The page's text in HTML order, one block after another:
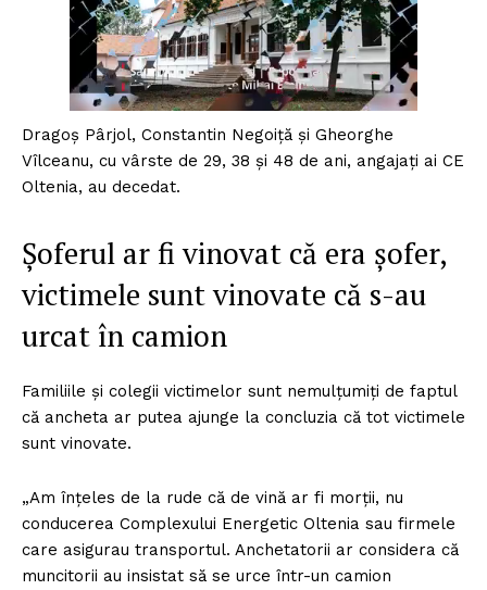
Dragoș Pârjol, Constantin Negoiță și Gheorghe
Vîlceanu, cu vârste de 29, 38 și 48 de ani, angajați ai CE
Oltenia, au decedat.
Șoferul ar fi vinovat că era șofer,
victimele sunt vinovate că s-au
urcat în camion
Familiile și colegii victimelor sunt nemulțumiți de faptul
că ancheta ar putea ajunge la concluzia că tot victimele
sunt vinovate.
„Am înțeles de la rude că de vină ar fi morții, nu
conducerea Complexului Energetic Oltenia sau firmele
care asigurau transportul. Anchetatorii ar considera că
muncitorii au insistat să se urce într-un camion